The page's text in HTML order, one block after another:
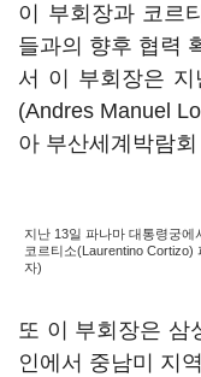
이 부회장과 코르
들과의 향후 협력
서 이 부회장은
(Andres Manuel
아 부산세계박람
지난 13일 파나마 대통령궁
코르티소(Laurentino Cortizo)
자)
또 이 부회장은 삼
인에서 중남미 지